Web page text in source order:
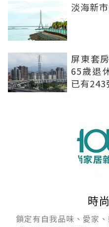
淡海新
屏東套
65歲退
已有243
時
鎖定有自我品味、愛家